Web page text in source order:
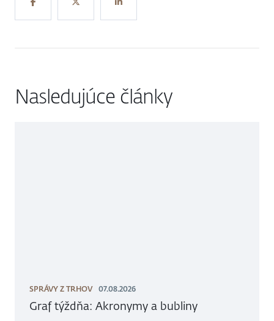
Nasledujúce články
SPRÁVY Z TRHOV 07.08.2026
Graf týždňa: Akronymy a bubliny